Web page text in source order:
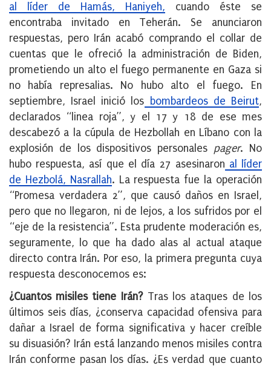
al líder de Hamás, Haniyeh, cuando éste se
encontraba invitado en Teherán. Se anunciaron
respuestas, pero Irán acabó comprando el collar de
cuentas que le ofreció la administración de Biden,
prometiendo un alto el fuego permanente en Gaza si
no había represalias. No hubo alto el fuego. En
septiembre, Israel inició los bombardeos de Beirut,
declarados “linea roja”, y el 17 y 18 de ese mes
descabezó a la cúpula de Hezbollah en Líbano con la
explosión de los dispositivos personales pager. No
hubo respuesta, así que el día 27 asesinaron al líder
de Hezbolá, Nasrallah. La respuesta fue la operación
“Promesa verdadera 2”, que causó daños en Israel,
pero que no llegaron, ni de lejos, a los sufridos por el
“eje de la resistencia”. Esta prudente moderación es,
seguramente, lo que ha dado alas al actual ataque
directo contra Irán. Por eso, la primera pregunta cuya
respuesta desconocemos es:
¿Cuantos misiles tiene Irán?Tras los ataques de los
últimos seis días, ¿conserva capacidad ofensiva para
dañar a Israel de forma significativa y hacer creíble
su disuasión? Irán está lanzando menos misiles contra
Irán conforme pasan los días. ¿Es verdad que cuanto